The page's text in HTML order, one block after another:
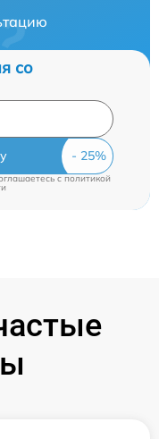
со
cполитикой